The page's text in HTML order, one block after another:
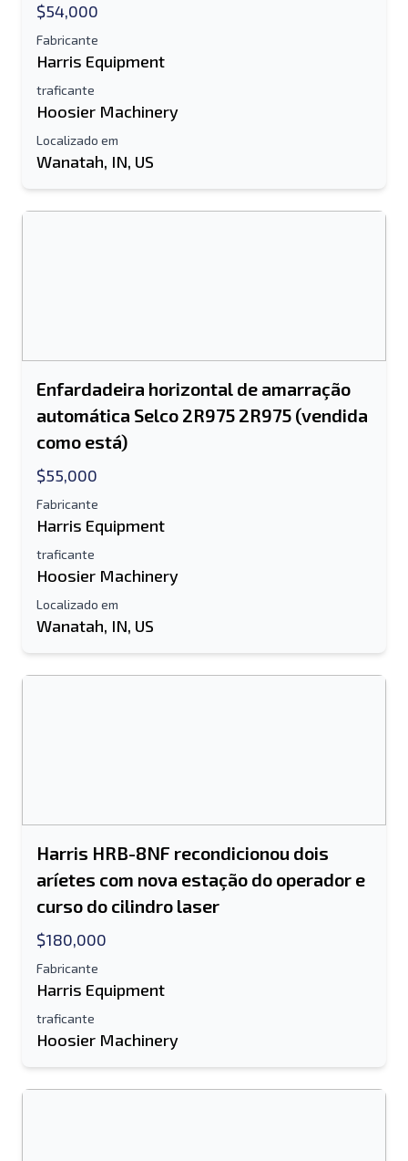
$54,000
Fabricante
Harris Equipment
traficante
Hoosier Machinery
Localizado em
Wanatah, IN, US
Enfardadeira horizontal de amarração
automática Selco 2R975 2R975 (vendida
como está)
$55,000
Fabricante
Harris Equipment
traficante
Hoosier Machinery
Localizado em
Wanatah, IN, US
Harris HRB-8NF recondicionou dois
aríetes com nova estação do operador e
curso do cilindro laser
$180,000
Fabricante
Harris Equipment
traficante
Hoosier Machinery